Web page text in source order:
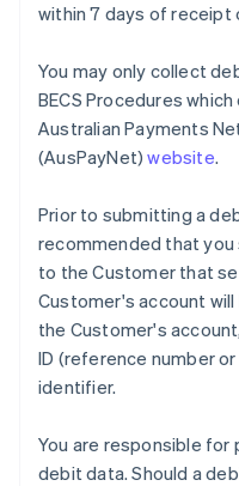
within 7 days of receipt
You may only collect
BECS Procedures
Australian Payments
(AusPayNet)website.
Prior to submitting a
recommended that
to the Customer that
Customer's account
the Customer's
ID (reference number
identifier.
You are responsible
debit data. Should a
イギリス
イタリア
ItalianoEnglish
インド
エストニア
オーストラリア
English
オーストリア
オランダ
Nederlands English
カナダ
English
ギリシア